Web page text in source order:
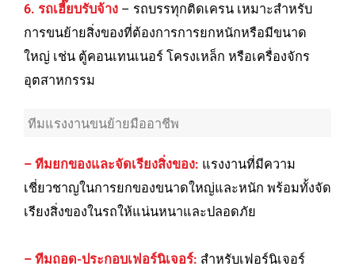
6. รถเฮี๊ยบรับจ้าง – รถบรรทุกติดเครน เหมาะสำหรับ
การขนย้ายสิ่งของที่ต้องการการยกหนักหรือมีขนาด
ใหญ่ เช่น ตู้คอนเทนเนอร์ โครงเหล็ก หรือเครื่องจักร
อุตสาหกรรม
ทีมแรงงานขนย้ายมืออาชีพ
– ทีมยกของและจัดเรียงสิ่งของ: แรงงานที่มีความ
เชี่ยวชาญในการยกของขนาดใหญ่และหนัก พร้อมทั้งจัด
เรียงสิ่งของในรถให้แน่นหนาและปลอดภัย
– ทีมถอด-ประกอบเฟอร์นิเจอร์: สำหรับเฟอร์นิเจอร์